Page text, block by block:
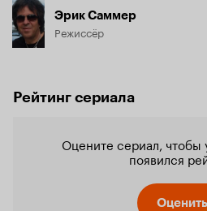
Эрик Саммер
Режиссёр
Рейтинг сериала
Оцените сериал, чтобы
появился
Оценить